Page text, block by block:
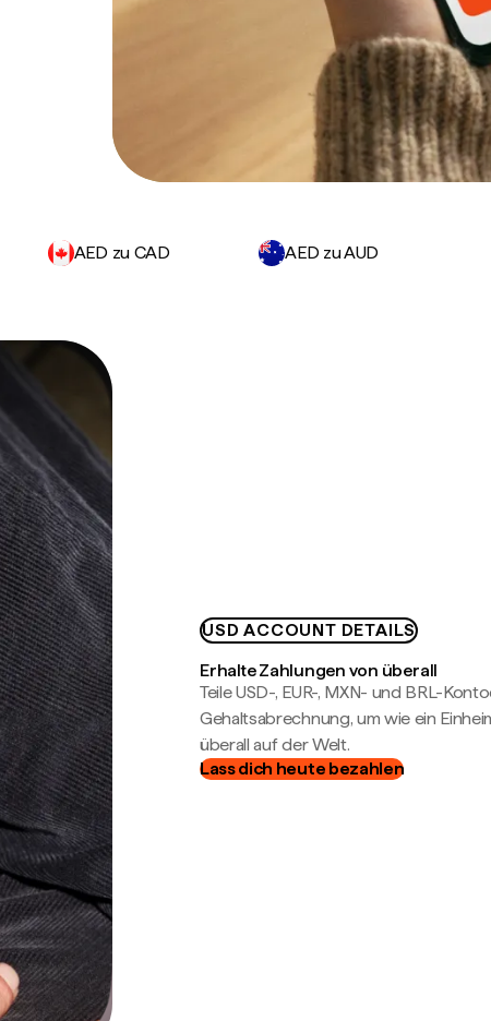
AED zu CAD AED zu AUD
USD ACCOUNT DETAILS
Erhalte Zahlungen von überall
Teile USD-, EUR-, MXN- und BRL-
Gehaltsabrechnung, um wie ein
überall auf der Welt.
Lass dich heute bezahlen